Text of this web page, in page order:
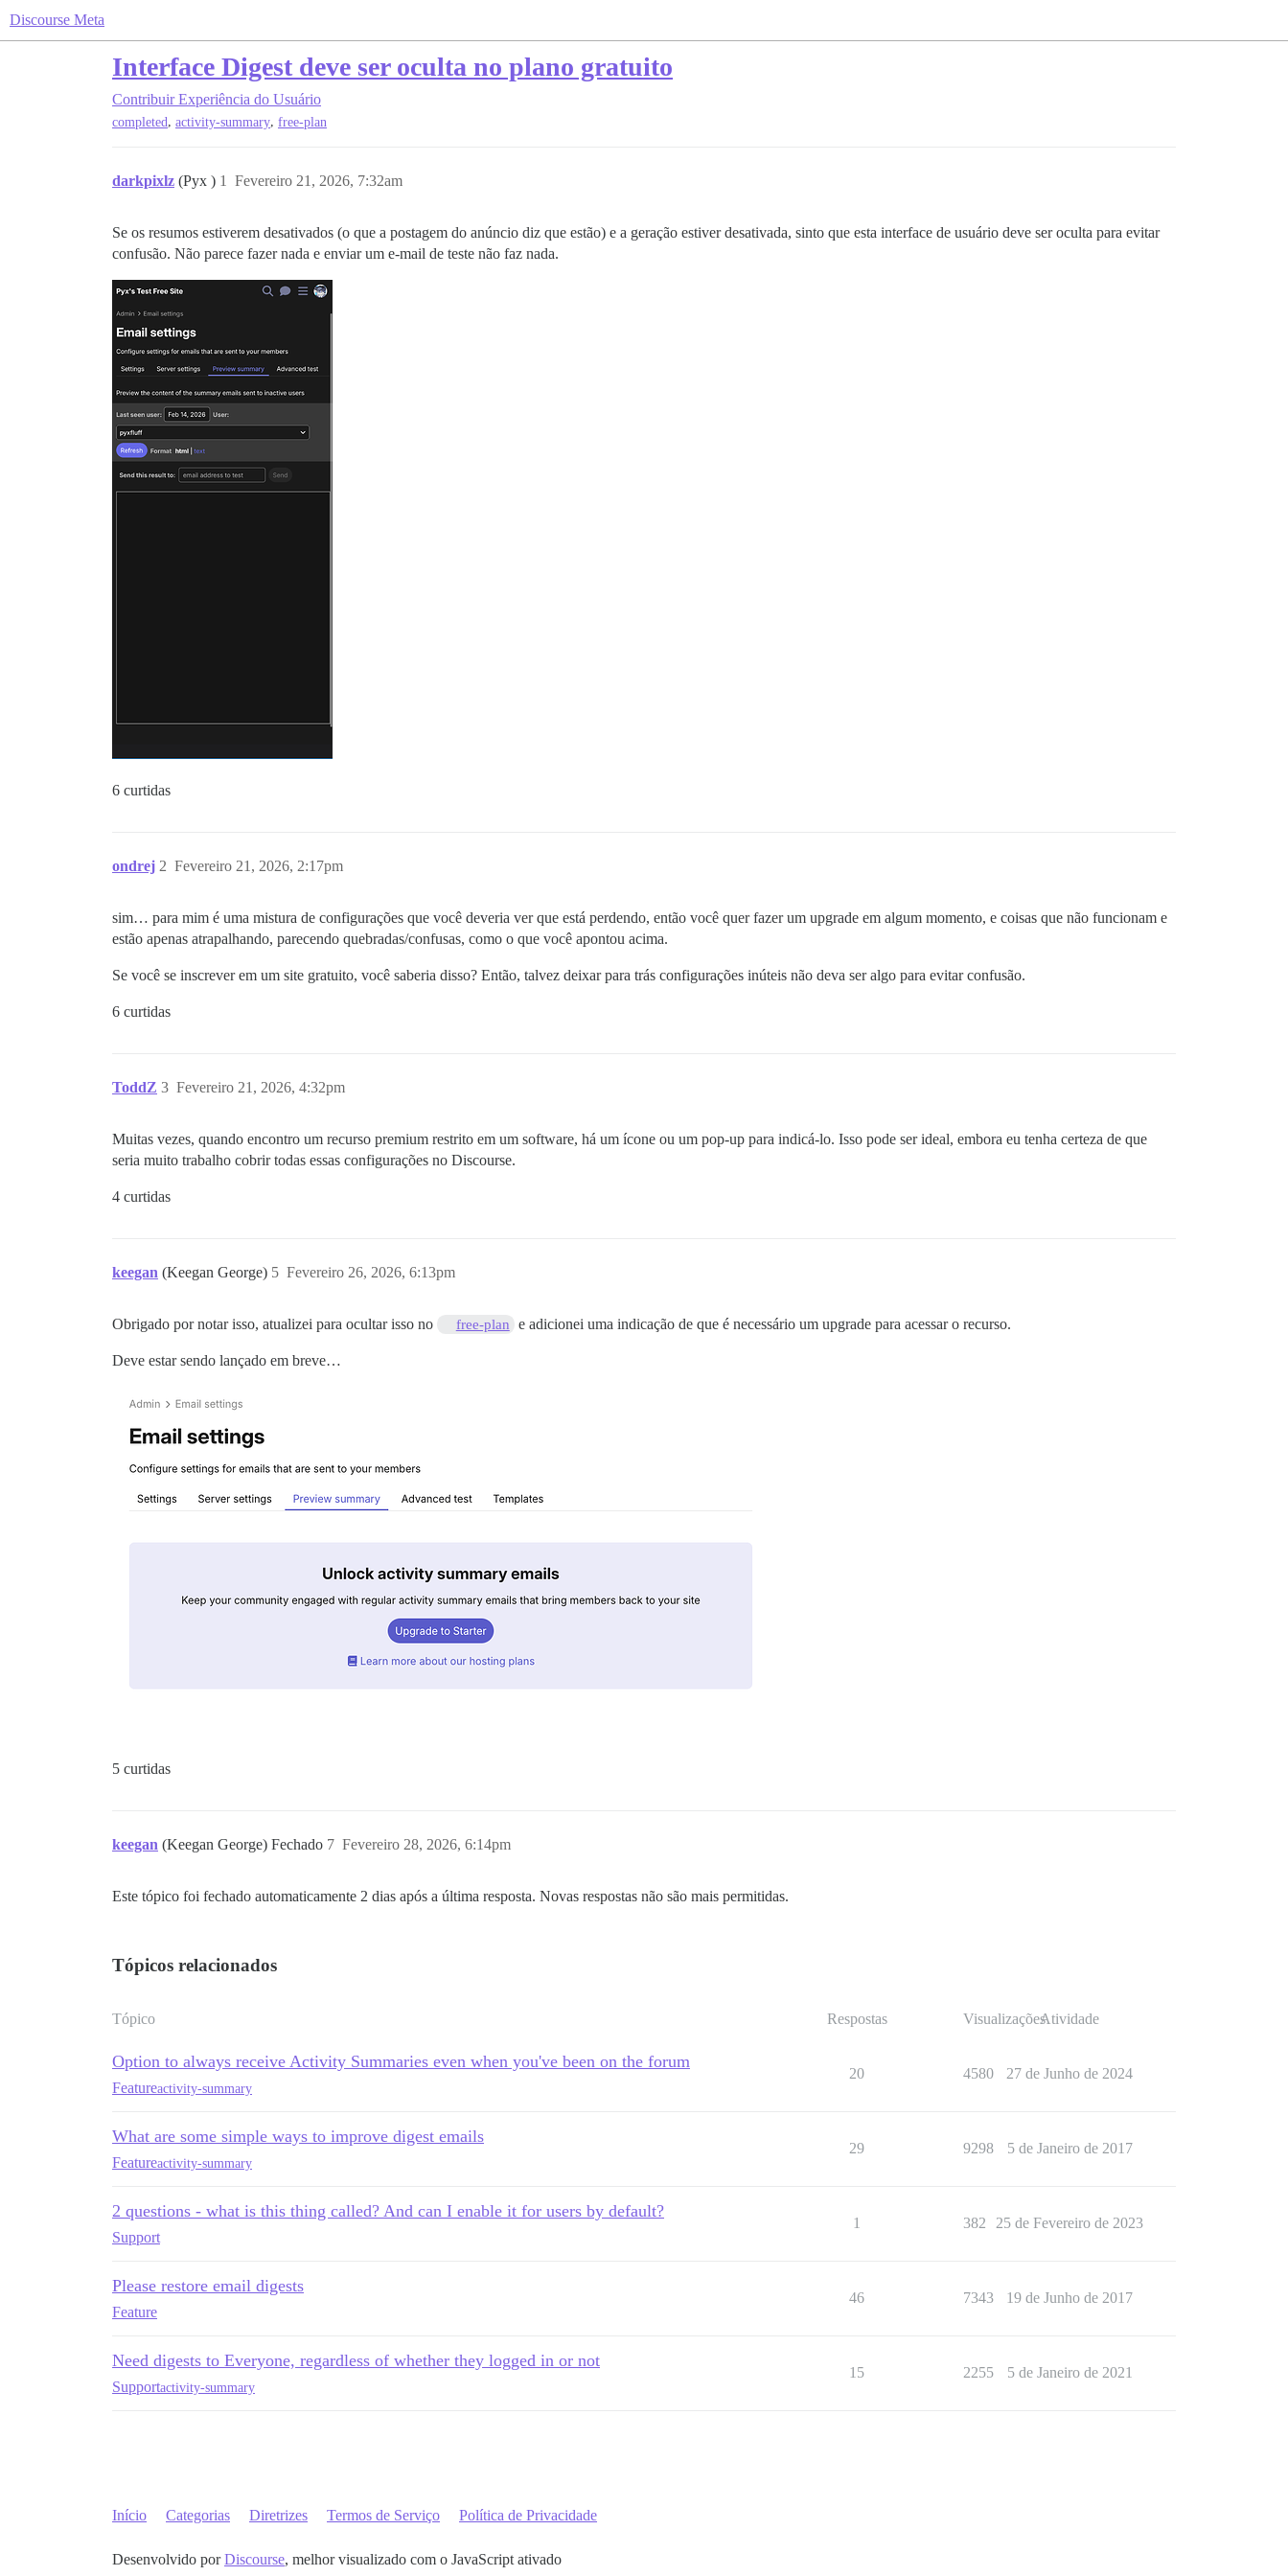
Discourse Meta
Interface Digest deve ser oculta no plano gratuito
Contribuir Experiência do Usuário
completed, activity-summary, free-plan
darkpixlz (Pyx ) Fevereiro 21, 2026, 7:32am
1
Se os resumos estiverem desativados (o que a postagem do anúncio diz que estão) e a geração estiver desativada, sinto que esta interface de usuário deve ser oculta para evitar
confusão. Não parece fazer nada e enviar um e-mail de teste não faz nada.
6 curtidas
ondrej Fevereiro 21, 2026, 2:17pm
2
sim… para mim é uma mistura de configurações que você deveria ver que está perdendo, então você quer fazer um upgrade em algum momento, e coisas que não funcionam e
estão apenas atrapalhando, parecendo quebradas/confusas, como o que você apontou acima.
Se você se inscrever em um site gratuito, você saberia disso? Então, talvez deixar para trás configurações inúteis não deva ser algo para evitar confusão.
6 curtidas
ToddZ Fevereiro 21, 2026, 4:32pm
3
Muitas vezes, quando encontro um recurso premium restrito em um software, há um ícone ou um pop-up para indicá-lo. Isso pode ser ideal, embora eu tenha certeza de que
seria muito trabalho cobrir todas essas configurações no Discourse.
4 curtidas
keegan (Keegan George) Fevereiro 26, 2026, 6:13pm
5
Obrigado por notar isso, atualizei para ocultar isso no free-plan e adicionei uma indicação de que é necessário um upgrade para acessar o recurso.
Deve estar sendo lançado em breve…
5 curtidas
keegan (Keegan George) Fechado Fevereiro 28, 2026, 6:14pm
7
Este tópico foi fechado automaticamente 2 dias após a última resposta. Novas respostas não são mais permitidas.
Tópicos relacionados
Tópico Respostas VisualizaçõesAtividade
Option to always receive Activity Summaries even when you've been on the forum
Featureactivity-summary
20 4580 27 de Junho de 2024
What are some simple ways to improve digest emails
Featureactivity-summary
29 9298 5 de Janeiro de 2017
2 questions - what is this thing called? And can I enable it for users by default?
Support
1 382 25 de Fevereiro de 2023
Please restore email digests
Feature
46 7343 19 de Junho de 2017
Need digests to Everyone, regardless of whether they logged in or not
Supportactivity-summary
15 2255 5 de Janeiro de 2021
Início Categorias Diretrizes Termos de Serviço Política de Privacidade
Desenvolvido porDiscourse, melhor visualizado com o JavaScript ativado